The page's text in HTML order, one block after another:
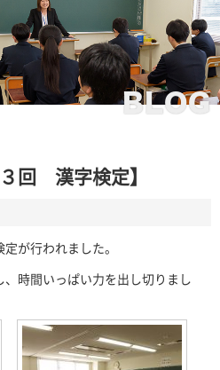
BLOG
回 漢字検定】
が行われました。
時間いっぱい力を出し切りまし